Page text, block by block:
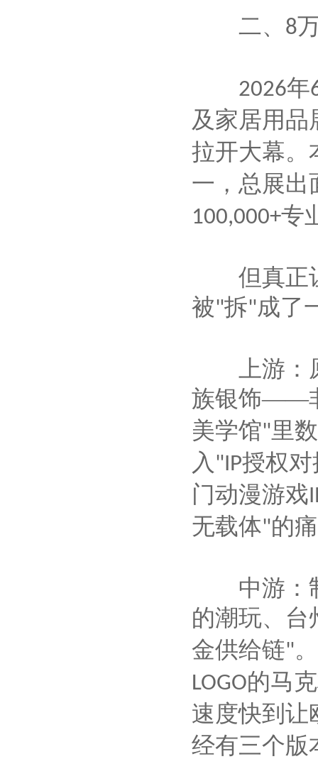
二、 8
2026年
及家居用品
拉开大幕。
一，总展出
100,000+专
但真正让
被"拆"成了
上游：原
族银饰——
美学馆"里
入 "IP授权
门动漫游戏
无载体"的
中游：制
的潮玩、台
金供给链"。
LOGO的马
速度快到让
经有三个版